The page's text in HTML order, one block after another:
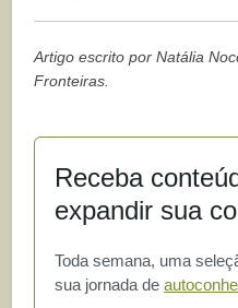
Artigo escrito por Natália
Fronteiras.
Receba
expandir sua
Toda semana, uma
sua jornada de